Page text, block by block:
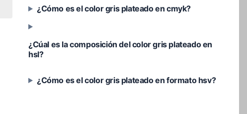
¿Cómo es el color gris plateado en cmyk?
¿Cúal es la composición del color gris plateado en
hsl?
¿Cómo es el color gris plateado en formato hsv?